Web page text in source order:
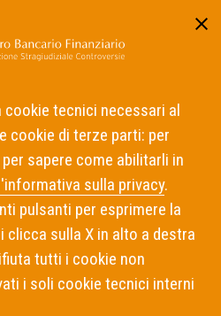
Notizie 2021
2021
tecnici necessari al
cookie di terze parti: per
sapere come abilitarli in
sulla privacy.
pulsanti per esprimere la
clicca sulla X in alto a destra
tutti i cookie non
i soli cookie tecnici interni